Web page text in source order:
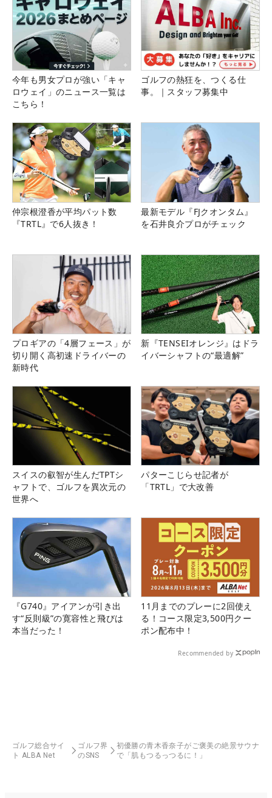
今年も男女プロが強い「キャ
ロウェイ」のニュース一覧は
こちら！
ゴルフの熱狂を、つくる仕
事。｜スタッフ募集中
仲宗根澄香が平均パット数
『TRTL』で6人抜き！
最新モデル『FJクオンタム』
を石井良介プロがチェック
プロギアの「4層フェース」が
切り開く高初速ドライバーの
新時代
新『TENSEIオレンジ』はドラ
イバーシャフトの“最適解”
スイスの叡智が生んだTPTシ
ャフトで、ゴルフを異次元の
世界へ
パターこじらせ記者が
「TRTL」で大改善
『G740』アイアンが引き出
す“反則級”の寛容性と飛びは
本当だった！
11月までのプレーに2回使え
る！コース限定3,500円クー
ポン配布中！
Recommended by
ゴルフ総合サイ
ト ALBA Net
ゴルフ界
のSNS
初優勝の青木香奈子がご褒美の絶景サウナ
で「肌もつるっつるに！」